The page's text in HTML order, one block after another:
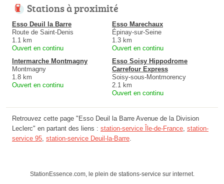
Stations à proximité
Esso Deuil la Barre
Route de Saint-Denis
1.1 km
Ouvert en continu
Esso Marechaux
Épinay-sur-Seine
1.3 km
Ouvert en continu
Intermarche Montmagny
Montmagny
1.8 km
Ouvert en continu
Esso Soisy Hippodrome
Carrefour Express
Soisy-sous-Montmorency
2.1 km
Ouvert en continu
Retrouvez cette page "Esso Deuil la Barre Avenue de la Division
Leclerc" en partant des liens : station-service Île-de-France station-
service 95 station-service Deuil-la-Barre
StationEssence.com, le plein de stations-service sur internet.